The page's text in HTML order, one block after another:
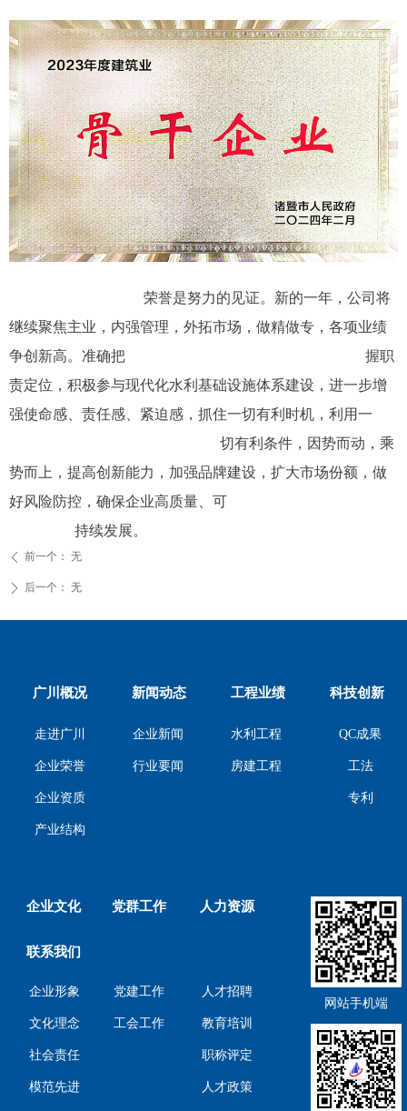
荣誉是努力的见证。新的一年，公司将
继续聚焦主业，内强管理，外拓市场，做精做专，各项业绩
争创新高。准确把 握职
责定位，积极参与现代化水利基础设施体系建设，进一步增
强使命感、责任感、紧迫感，抓住一切有利时机，利用一
切有利条件，因势而动，乘
势而上，提高创新能力，加强品牌建设，扩大市场份额，做
好风险防控，确保企业高质量、可
持续发展。
ꄴ 前一个： 无
ꄲ 后一个： 无
企业新闻
行业要闻
QC成果
工法
专利
水利工程
房建工程
走进广川
企业荣誉
企业资质
产业结构
广川概况 新闻动态 工程业绩 科技创新
党建工作
工会工作
人才招聘
教育培训
职称评定
人才政策
企业形象
文化理念
社会责任
模范先进
企业文化 党群工作 人力资源
联系我们
网站手机端